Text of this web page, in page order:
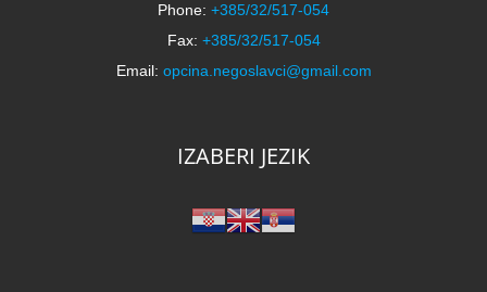
Phone: +385/32/517-054
Fax: +385/32/517-054
Email: opcina.negoslavci@gmail.com
IZABERI JEZIK